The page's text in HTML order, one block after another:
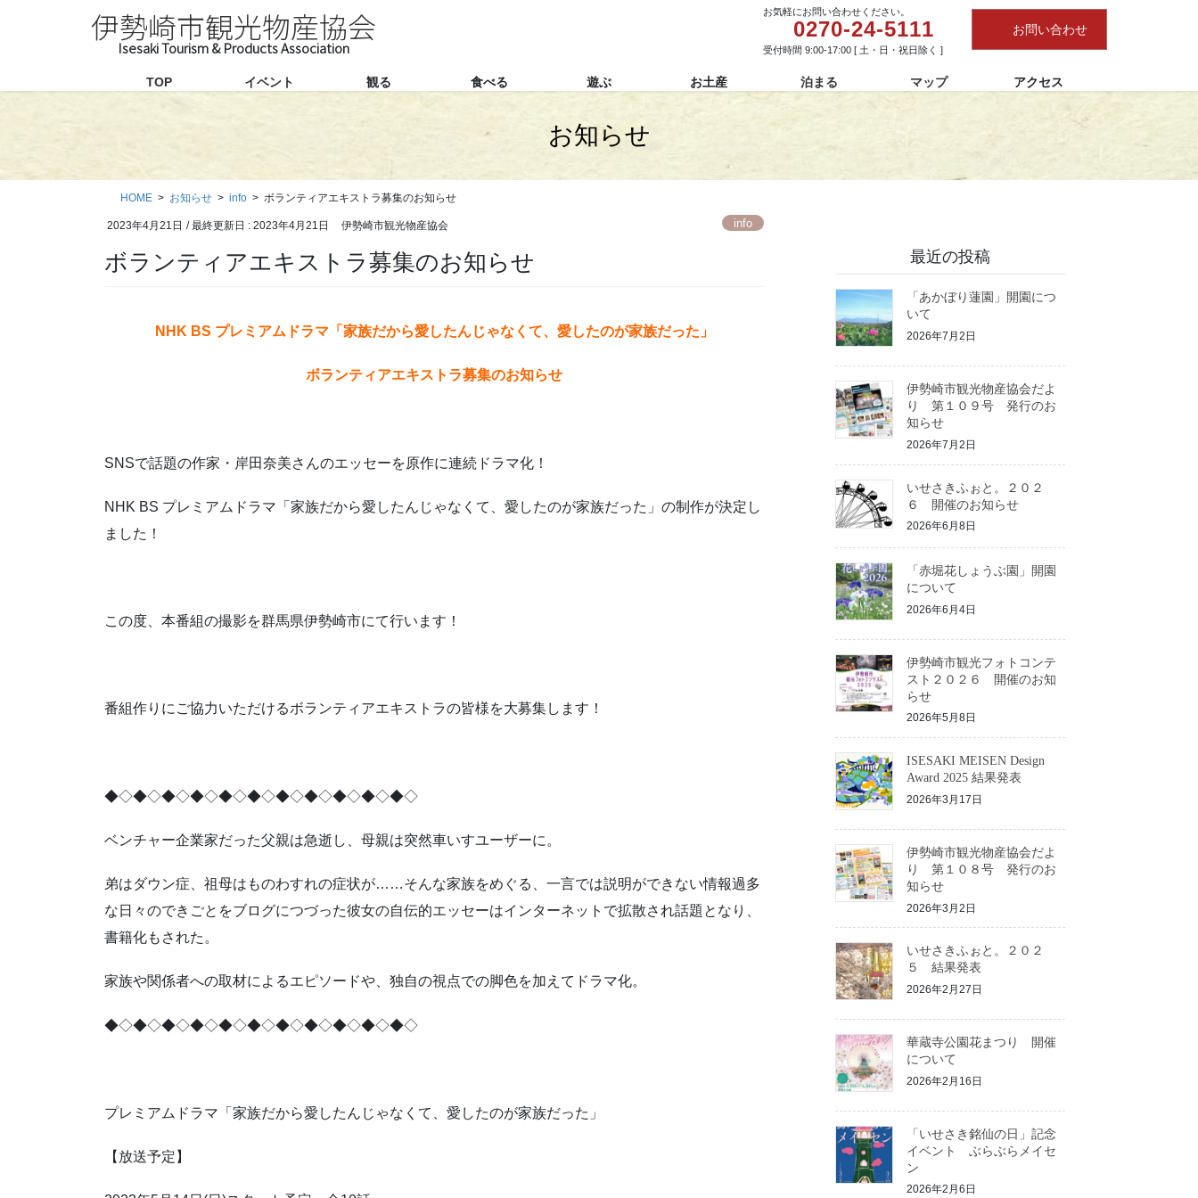
ツ
シ
移
伊勢崎市観光物産協会 お気軽にお問い合わせください。
0270-24-5111
受付時間 9:00-17:00 [ 土・日・祝日除く ]
お問い合わせ
TOP イベント 観る 食べる 遊ぶ お土産 泊まる マップ アクセス
お知らせ
HOME お知らせ info ボランティアエキストラ募集のお知らせ
2023年4月21日 / 最終更新日 : 2023年4月21日 伊勢崎市観光物産協会 info
ボランティアエキストラ募集のお知らせ
NHK BS プレミアムドラマ「家族だから愛したんじゃなくて、愛したのが家族だった」
ボランティアエキストラ募集のお知らせ
SNSで話題の作家・岸田奈美さんのエッセーを原作に連続ドラマ化！
NHK BS プレミアムドラマ「家族だから愛したんじゃなくて、愛したのが家族だった」の制作が決定し
ました！
この度、本番組の撮影を群馬県伊勢崎市にて行います！
番組作りにご協力いただけるボランティアエキストラの皆様を大募集します！
◆◇◆◇◆◇◆◇◆◇◆◇◆◇◆◇◆◇◆◇◆◇
ベンチャー企業家だった父親は急逝し、母親は突然車いすユーザーに。
弟はダウン症、祖母はものわすれの症状が……そんな家族をめぐる、一言では説明ができない情報過多
な日々のできごとをブログにつづった彼女の自伝的エッセーはインターネットで拡散され話題となり、
書籍化もされた。
家族や関係者への取材によるエピソードや、独自の視点での脚色を加えてドラマ化。
◆◇◆◇◆◇◆◇◆◇◆◇◆◇◆◇◆◇◆◇◆◇
プレミアムドラマ「家族だから愛したんじゃなくて、愛したのが家族だった」
【放送予定】
最近の投稿
「あかぼり蓮園」開園につ
いて
2026年7月2日
伊勢崎市観光物産協会だよ
り 第１０９号 発行のお
知らせ
2026年7月2日
いせさきふぉと。２０２
６ 開催のお知らせ
2026年6月8日
「赤堀花しょうぶ園」開園
について
2026年6月4日
伊勢崎市観光フォトコンテ
スト２０２６ 開催のお知
らせ
2026年5月8日
ISESAKI MEISEN Design
Award 2025 結果発表
2026年3月17日
伊勢崎市観光物産協会だよ
り 第１０８号 発行のお
知らせ
2026年3月2日
いせさきふぉと。２０２
５ 結果発表
2026年2月27日
華蔵寺公園花まつり 開催
について
2026年2月16日
「いせさき銘仙の日」記念
イベント ぶらぶらメイセ
ン
2026年2月6日